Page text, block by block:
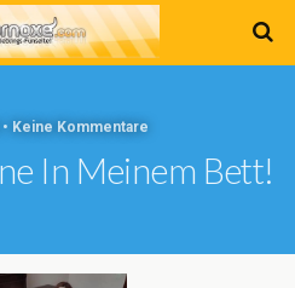
Keine Kommentare
In Meinem Bett!